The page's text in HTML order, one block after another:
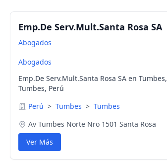
Emp.De Serv.Mult.Santa Rosa SA
Abogados
Abogados
Emp.De Serv.Mult.Santa Rosa SA en Tumbes,
Tumbes, Perú
Perú > Tumbes > Tumbes
Av Tumbes Norte Nro 1501 Santa Rosa
Ver Más